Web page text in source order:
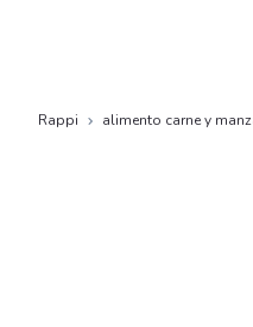
Rappi alimento carne y